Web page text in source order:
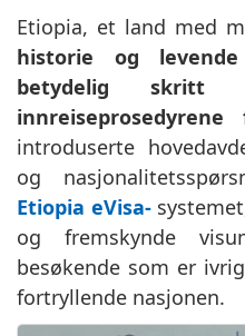
Etiopia, et land med
historie og
betydelig skritt
introduserte
og
Etiopia eVisa-
og fremskynde
besøkende som er
fortryllende nasjonen.